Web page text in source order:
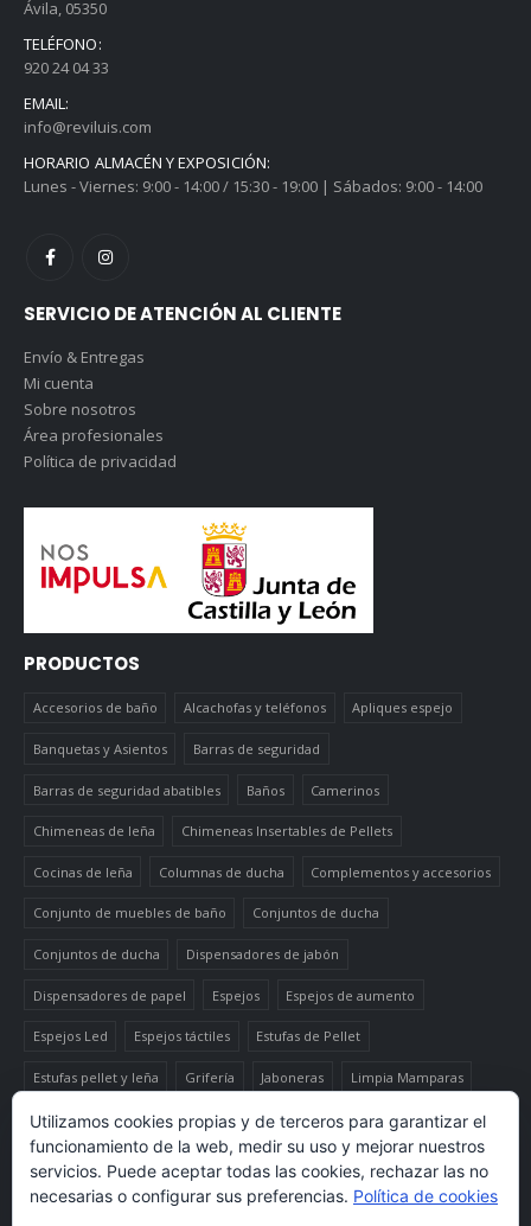
Ávila, 05350
TELÉFONO:
920 24 04 33
EMAIL:
info@reviluis.com
HORARIO ALMACÉN Y EXPOSICIÓN:
Lunes - Viernes: 9:00 - 14:00 / 15:30 - 19:00 | Sábados: 9:00 - 14:00
SERVICIO DE ATENCIÓN AL CLIENTE
Envío & Entregas
Mi cuenta
Sobre nosotros
Área profesionales
Política de privacidad
PRODUCTOS
Accesorios de baño Alcachofas y teléfonos Apliques espejo
Banquetas y Asientos Barras de seguridad
Barras de seguridad abatibles Baños Camerinos
Chimeneas de leña Chimeneas Insertables de Pellets
Cocinas de leña Columnas de ducha Complementos y accesorios
Conjunto de muebles de baño Conjuntos de ducha
Conjuntos de ducha Dispensadores de jabón
Dispensadores de papel Espejos Espejos de aumento
Espejos Led Espejos táctiles Estufas de Pellet
Estufas pellet y leña Grifería Jaboneras Limpia Mamparas
Luminaria Mueble auxiliar alto Muebles de baño Papeleras
Termo-productos de leña TermoChimeneas de Pellets
TermoEstufas de Pellets Toalleros eléctricos secatoallas
Utilizamos cookies propias y de terceros para garantizar el
funcionamiento de la web, medir su uso y mejorar nuestros
servicios. Puede aceptar todas las cookies, rechazar las no
necesarias o configurar sus preferencias. Política de cookies